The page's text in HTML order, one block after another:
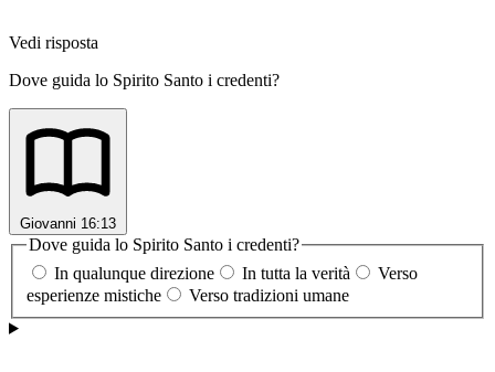
Vedi risposta
Dove guida lo Spirito Santo i credenti?
Giovanni 16:13
Dove guida lo Spirito Santo i credenti?
In qualunque direzione
In tutta la verità
Verso
esperienze mistiche
Verso tradizioni umane